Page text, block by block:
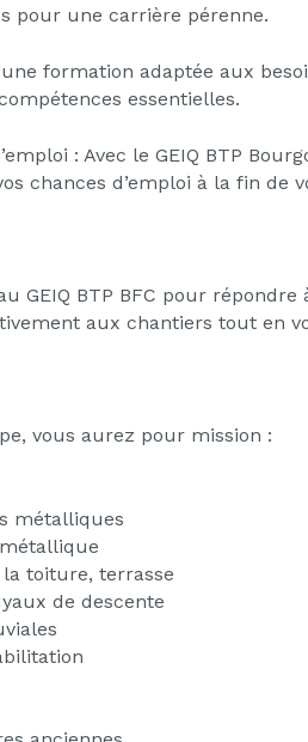
pour une carrière pérenne.
formation adaptée aux
essentielles.
: Avec le GEIQ BTP
chances d’emploi à la fin de
GEIQ BTP BFC pour répondre
aux chantiers tout en
vous aurez pour mission :
métalliques
la toiture, terrasse
de descente